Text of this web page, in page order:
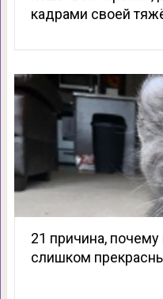
кадрами своей
21 причина,
слишком